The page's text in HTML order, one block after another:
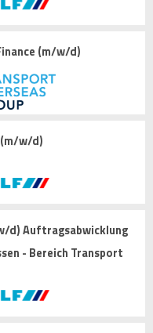
(m/w/d)
w/d)
d) Auftragsabwicklung
- Bereich Transport